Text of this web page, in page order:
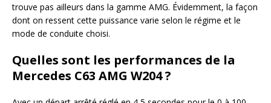
trouve pas ailleurs dans la gamme AMG. Évidemment, la façon
dont on ressent cette puissance varie selon le régime et le
mode de conduite choisi.
Quelles sont les performances de la
Mercedes C63 AMG W204 ?